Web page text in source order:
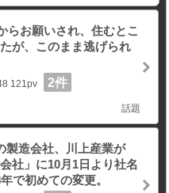
らお願いされ、住むとこ
が、このまま逃げられ
121pv 2件
話題
製造会社、川上産業が
社」に10月1日より社名
で初めての変更。